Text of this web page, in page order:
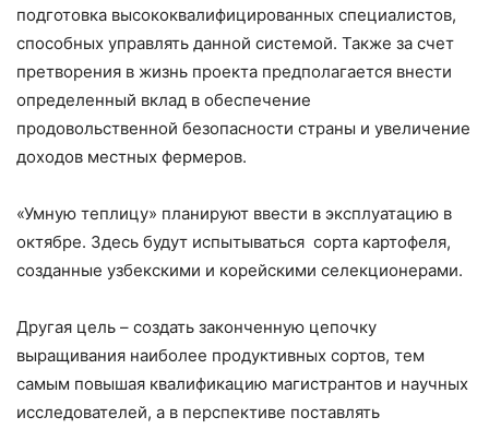
подготовка высококвалифицированных специалистов,
способных управлять данной системой. Также за счет
претворения в жизнь проекта предполагается внести
определенный вклад в обеспечение
продовольственной безопасности страны и увеличение
доходов местных фермеров.
«Умную теплицу» планируют ввести в эксплуатацию в
октябре. Здесь будут испытываться сорта картофеля,
созданные узбекскими и корейскими селекционерами.
Другая цель – создать законченную цепочку
выращивания наиболее продуктивных сортов, тем
самым повышая квалификацию магистрантов и научных
исследователей, а в перспективе поставлять